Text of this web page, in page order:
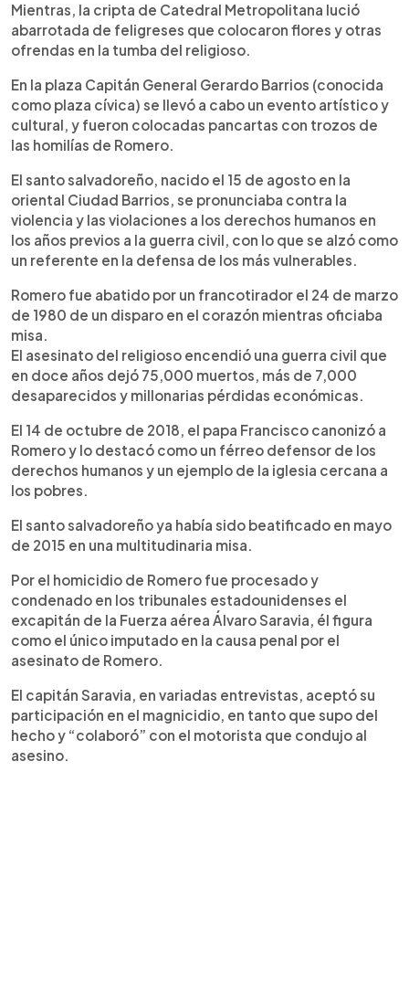
Mientras, la cripta de Catedral Metropolitana lució
abarrotada de feligreses que colocaron flores y otras
ofrendas en la tumba del religioso.
En la plaza Capitán General Gerardo Barrios (conocida
como plaza cívica) se llevó a cabo un evento artístico y
cultural, y fueron colocadas pancartas con trozos de
las homilías de Romero.
El santo salvadoreño, nacido el 15 de agosto en la
oriental Ciudad Barrios, se pronunciaba contra la
violencia y las violaciones a los derechos humanos en
los años previos a la guerra civil, con lo que se alzó como
un referente en la defensa de los más vulnerables.
Romero fue abatido por un francotirador el 24 de marzo
de 1980 de un disparo en el corazón mientras oficiaba
misa.
El asesinato del religioso encendió una guerra civil que
en doce años dejó 75,000 muertos, más de 7,000
desaparecidos y millonarias pérdidas económicas.
El 14 de octubre de 2018, el papa Francisco canonizó a
Romero y lo destacó como un férreo defensor de los
derechos humanos y un ejemplo de la iglesia cercana a
los pobres.
El santo salvadoreño ya había sido beatificado en mayo
de 2015 en una multitudinaria misa.
Por el homicidio de Romero fue procesado y
condenado en los tribunales estadounidenses el
excapitán de la Fuerza aérea Álvaro Saravia, él figura
como el único imputado en la causa penal por el
asesinato de Romero.
El capitán Saravia, en variadas entrevistas, aceptó su
participación en el magnicidio, en tanto que supo del
hecho y “colaboró” con el motorista que condujo al
asesino.